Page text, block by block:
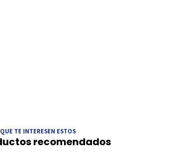
TE INTERESEN ESTOS
recomendados